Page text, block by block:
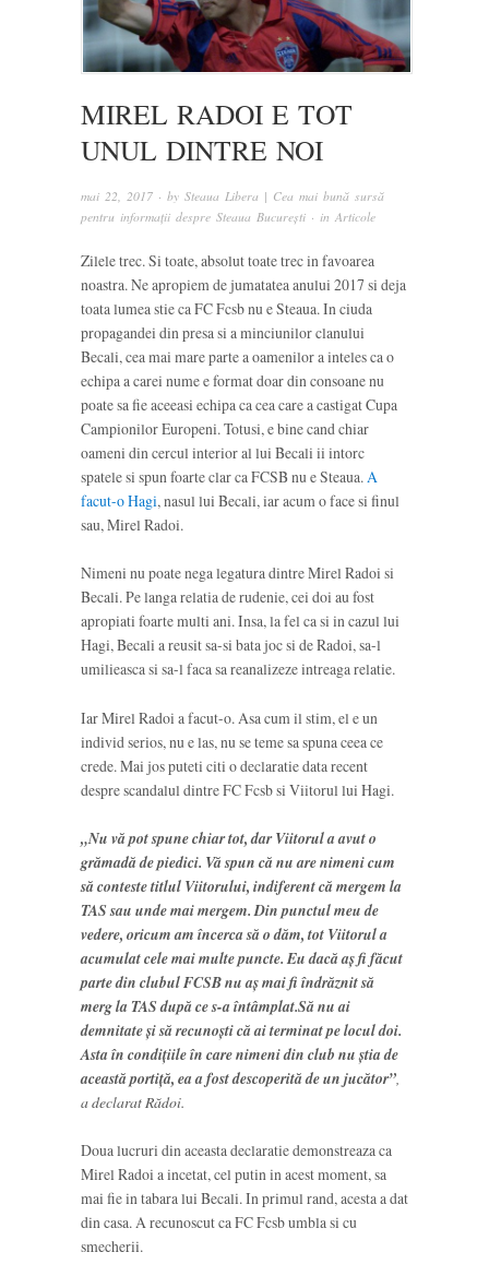
MIREL RADOI E TOT
UNUL DINTRE NOI
mai 22, 2017 · by Steaua Libera | Cea mai bună sursă
pentru informații despre Steaua București · in Articole
Zilele trec. Si toate, absolut toate trec in favoarea
noastra. Ne apropiem de jumatatea anului 2017 si deja
toata lumea stie ca FC Fcsb nu e Steaua. In ciuda
propagandei din presa si a minciunilor clanului
Becali, cea mai mare parte a oamenilor a inteles ca o
echipa a carei nume e format doar din consoane nu
poate sa fie aceeasi echipa ca cea care a castigat Cupa
Campionilor Europeni. Totusi, e bine cand chiar
oameni din cercul interior al lui Becali ii intorc
spatele si spun foarte clar ca FCSB nu e Steaua.A
facut-o Hagi, nasul lui Becali, iar acum o face si finul
sau, Mirel Radoi.
Nimeni nu poate nega legatura dintre Mirel Radoi si
Becali. Pe langa relatia de rudenie, cei doi au fost
apropiati foarte multi ani. Insa, la fel ca si in cazul lui
Hagi, Becali a reusit sa-si bata joc si de Radoi, sa-l
umilieasca si sa-l faca sa reanalizeze intreaga relatie.
Iar Mirel Radoi a facut-o. Asa cum il stim, el e un
individ serios, nu e las, nu se teme sa spuna ceea ce
crede. Mai jos puteti citi o declaratie data recent
despre scandalul dintre FC Fcsb si Viitorul lui Hagi.
„Nu vă pot spune chiar tot, dar Viitorul a avut o
grămadă de piedici. Vă spun că nu are nimeni cum
să conteste titlul Viitorului, indiferent că mergem la
TAS sau unde mai mergem. Din punctul meu de
vedere, oricum am încerca să o dăm, tot Viitorul a
acumulat cele mai multe puncte. Eu dacă aş fi făcut
parte din clubul FCSB nu aş mai fi îndrăznit să
merg la TAS după ce s-a întâmplat.Să nu ai
demnitate şi să recunoşti că ai terminat pe locul doi.
Asta în condiţiile în care nimeni din club nu ştia de
această portiţă, ea a fost descoperită de un jucător”,
a declarat Rădoi.
Doua lucruri din aceasta declaratie demonstreaza ca
Mirel Radoi a incetat, cel putin in acest moment, sa
mai fie in tabara lui Becali. In primul rand, acesta a dat
din casa. A recunoscut ca FC Fcsb umbla si cu
smecherii.